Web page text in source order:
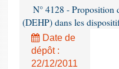
N° 4128 - Proposition
(DEHP) dans les
Date de
dépôt :
22/12/2011